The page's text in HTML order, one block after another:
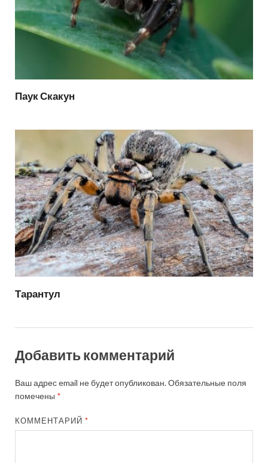
Паук Скакун
Тарантул
Добавить комментарий
Ваш адрес email не будет опубликован.Обязательные поля
помечены *
КОММЕНТАРИЙ*